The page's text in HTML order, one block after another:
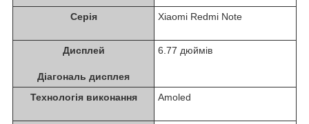
Серія Xiaomi Redmi Note
Дисплей
Діагональ дисплея
6.77 дюймів
Технологія виконання Amoled